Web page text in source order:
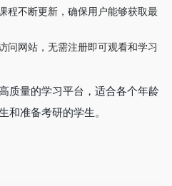
程不断更新，确保用户能够获取最
问网站，无需注册即可观看和学习
质量的学习平台，适合各个年龄
和准备考研的学生。